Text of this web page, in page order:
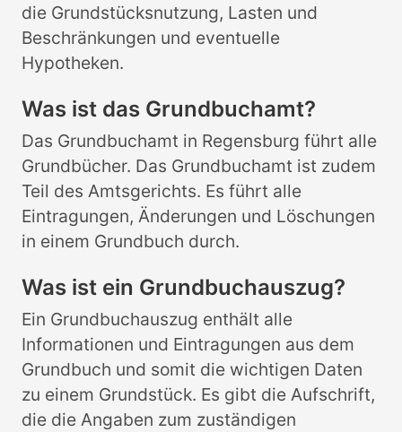
die Grundstücksnutzung, Lasten und
Beschränkungen und eventuelle
Hypotheken.
Was ist das Grundbuchamt?
Das Grundbuchamt in Regensburg führt alle
Grundbücher. Das Grundbuchamt ist zudem
Teil des Amtsgerichts. Es führt alle
Eintragungen, Änderungen und Löschungen
in einem Grundbuch durch.
Was ist ein Grundbuchauszug?
Ein Grundbuchauszug enthält alle
Informationen und Eintragungen aus dem
Grundbuch und somit die wichtigen Daten
zu einem Grundstück. Es gibt die Aufschrift,
die die Angaben zum zuständigen